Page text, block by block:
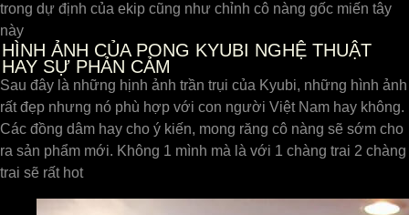
trong dự định của ekip cũng như chỉnh cô nàng gốc miến tây
này
HÌNH ẢNH CỦA PONG KYUBI NGHỆ THUẬT
HAY SỰ PHẢN CẢM
Sau đây là những hịnh ảnh trần trụi của Kyubi, những hình ảnh
rất đẹp nhưng nó phù hợp với con người Việt Nam hay không.
Các đồng dâm hay cho ý kiến, mong răng cô nàng sẽ sớm cho
ra sản phẩm mới. Không 1 mình mà là với 1 chàng trai 2 chàng
trai sẽ rất hot